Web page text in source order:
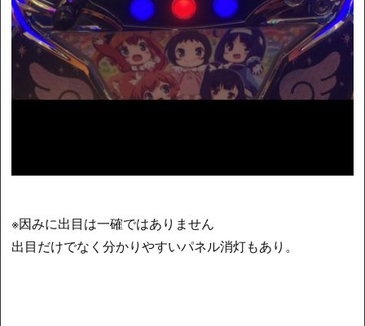
※因みに出目は一確ではありません
出目だけでなく分かりやすいパネル消灯もあり。